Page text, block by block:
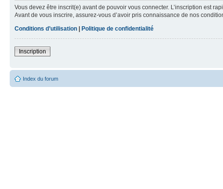
Vous devez être inscrit(e) avant de pouvoir vous connecter. L’inscription est
Avant de vous inscrire, assurez-vous d’avoir pris connaissance de nos
Conditions d’utilisation | Politique de confidentialité
Inscription
Index du forum